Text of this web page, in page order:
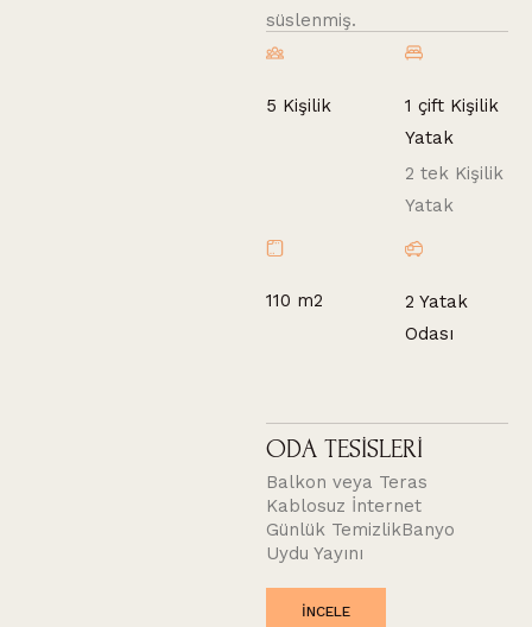
süslenmiş.
5 Kişilik
1 çift Kişilik
Yatak
2 tek Kişilik
Yatak
110 m2
2 Yatak
Odası
ODA TESİSLERİ
Balkon veya Teras
Kablosuz İnternet
Günlük TemizlikBanyo
Uydu Yayını
INCELE